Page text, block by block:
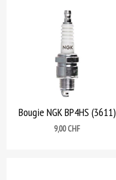
Bougie NGK BP4HS (3611)
Prix
9,00 CHF